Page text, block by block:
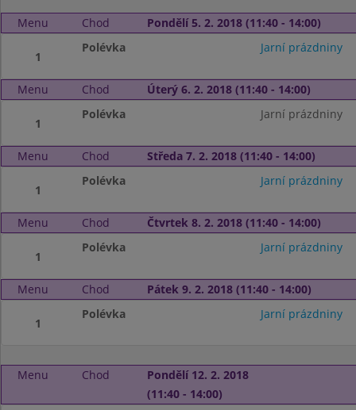
Menu Chod Pondělí 5. 2. 2018 (11:40 - 14:00)
1
Polévka Jarní prázdniny
Menu Chod Úterý 6. 2. 2018 (11:40 - 14:00)
1
Polévka Jarní prázdniny
Menu Chod Středa 7. 2. 2018 (11:40 - 14:00)
1
Polévka Jarní prázdniny
Menu Chod Čtvrtek 8. 2. 2018 (11:40 - 14:00)
1
Polévka Jarní prázdniny
Menu Chod Pátek 9. 2. 2018 (11:40 - 14:00)
1
Polévka Jarní prázdniny
Menu Chod
Pondělí 12. 2. 2018
(11:40 - 14:00)